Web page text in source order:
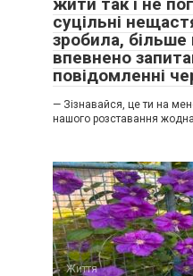
суцільні
зробила, більше
впевнено
повідомленні
— Зізнавайся, це ти на
нашого розставання
Життя